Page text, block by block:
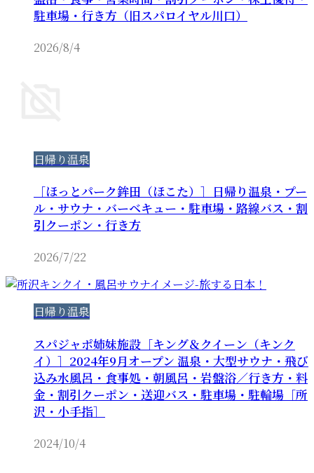
駐車場・行き方（旧スパロイヤル川口）
2026/8/4
日帰り温泉
［ほっとパーク鉾田（ほこた）］日帰り温泉・プー
ル・サウナ・バーベキュー・駐車場・路線バス・割
引クーポン・行き方
2026/7/22
日帰り温泉
スパジャポ姉妹施設［キング＆クイーン（キンク
イ）］2024年9月オープン 温泉・大型サウナ・飛び
込み水風呂・食事処・朝風呂・岩盤浴／行き方・料
金・割引クーポン・送迎バス・駐車場・駐輪場［所
沢・小手指］
2024/10/4